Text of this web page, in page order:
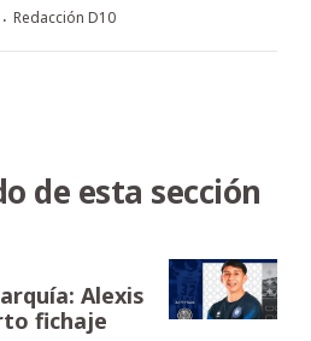
· Redacción D10
de esta sección
Alexis
fichaje